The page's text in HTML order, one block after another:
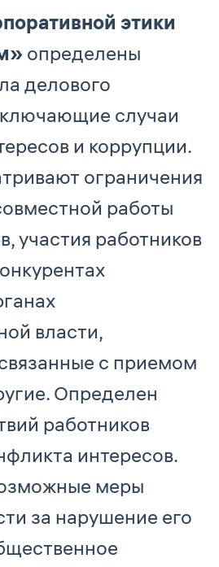
этики
определены
делового
случаи
и коррупции.
ограничения
работы
участия работников
власти,
с приемом
Определен
работников
интересов.
меры
за нарушение его